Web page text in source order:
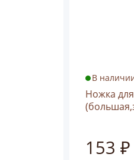
В
Ножка
153 ₽